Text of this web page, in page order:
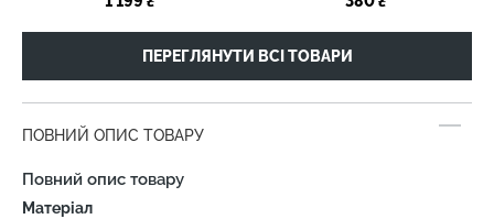
ПЕРЕГЛЯНУТИ ВСІ ТОВАРИ
ПОВНИЙ ОПИС ТОВАРУ
Повний опис товару
Матеріал